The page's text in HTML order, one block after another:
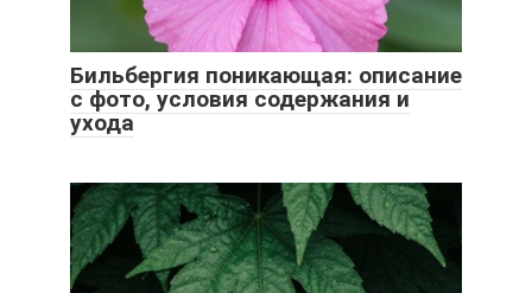
Бильбергия поникающая: описание
с фото, условия содержания и
ухода